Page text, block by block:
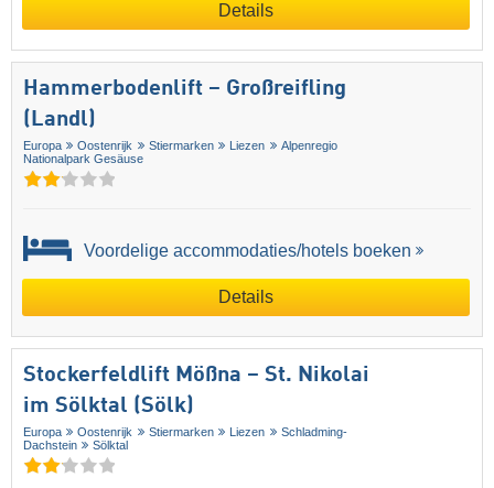
Details
Hammerbodenlift – Großreifling
(Landl)
Europa Oostenrijk Stiermarken Liezen
Alpenregio
Nationalpark Gesäuse
Voordelige accommodaties/hotels boeken
Details
Stockerfeldlift Mößna – St. Nikolai
im Sölktal (Sölk)
Europa Oostenrijk Stiermarken Liezen
Schladming-
Dachstein
Sölktal